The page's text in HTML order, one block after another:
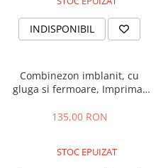
INDISPONIBIL
Combinezon imblanit, cu
gluga si fermoare, Imprimat
135,00 RON
STOC EPUIZAT